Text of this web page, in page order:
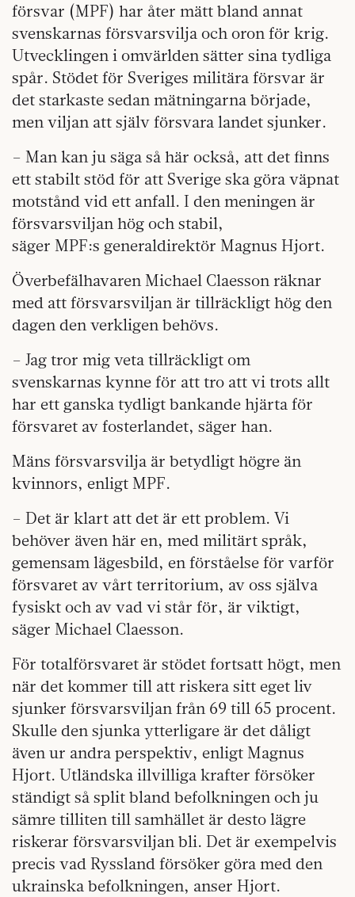
försvar (MPF) har åter mätt bland annat
svenskarnas försvarsvilja och oron för krig.
Utvecklingen i omvärlden sätter sina tydliga
spår. Stödet för Sveriges militära försvar är
det starkaste sedan mätningarna började,
men viljan att själv försvara landet sjunker.
– Man kan ju säga så här också, att det finns
ett stabilt stöd för att Sverige ska göra väpnat
motstånd vid ett anfall. I den meningen är
försvarsviljan hög och stabil,
säger MPF:s generaldirektör Magnus Hjort.
Överbefälhavaren Michael Claesson räknar
med att försvarsviljan är tillräckligt hög den
dagen den verkligen behövs.
– Jag tror mig veta tillräckligt om
svenskarnas kynne för att tro att vi trots allt
har ett ganska tydligt bankande hjärta för
försvaret av fosterlandet, säger han.
Mäns försvarsvilja är betydligt högre än
kvinnors, enligt MPF.
– Det är klart att det är ett problem. Vi
behöver även här en, med militärt språk,
gemensam lägesbild, en förståelse för varför
försvaret av vårt territorium, av oss själva
fysiskt och av vad vi står för, är viktigt,
säger Michael Claesson.
För totalförsvaret är stödet fortsatt högt, men
när det kommer till att riskera sitt eget liv
sjunker försvarsviljan från 69 till 65 procent.
Skulle den sjunka ytterligare är det dåligt
även ur andra perspektiv, enligt Magnus
Hjort. Utländska illvilliga krafter försöker
ständigt så split bland befolkningen och ju
sämre tilliten till samhället är desto lägre
riskerar försvarsviljan bli. Det är exempelvis
precis vad Ryssland försöker göra med den
ukrainska befolkningen, anser Hjort.